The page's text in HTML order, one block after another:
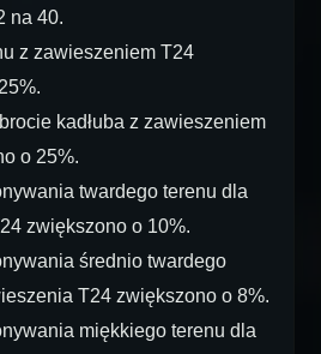
na 40.
z zawieszeniem T24
kadłuba z zawieszeniem
o 25%.
twardego terenu dla
zwiększono o 10%.
średnio twardego
T24 zwiększono o 8%.
miękkiego terenu dla